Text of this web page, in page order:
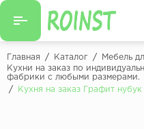
Назад
Кухни на заказ
Главная / Каталог / Мебель
Кухни на заказ по
фабрики с любыми размерами.
/
Кухня на заказ Графит